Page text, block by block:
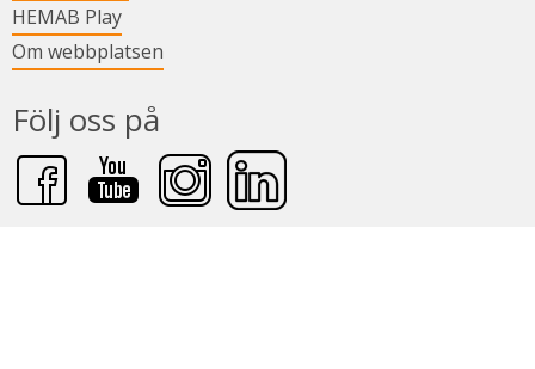
HEMAB PlayLänk till annan webbplats.
Om webbplatsen
Följ oss på